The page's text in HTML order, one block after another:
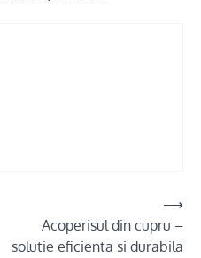
Acoperisul din cupru –
solutie eficienta si durabila
⟶